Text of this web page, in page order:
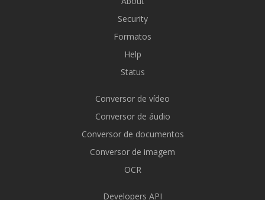
Security
Formatos
Help
Status
Conversor de vídeo
Conversor de áudio
Conversor de documentos
Conversor de imagem
OCR
Developers API